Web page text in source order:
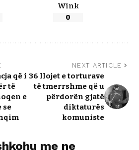
Wink
0
që i
të
e
se
NEXT ARTICLE
36 llojet e torturave
të tmerrshme që u
përdorën gjatë
diktaturës
komuniste
me ne